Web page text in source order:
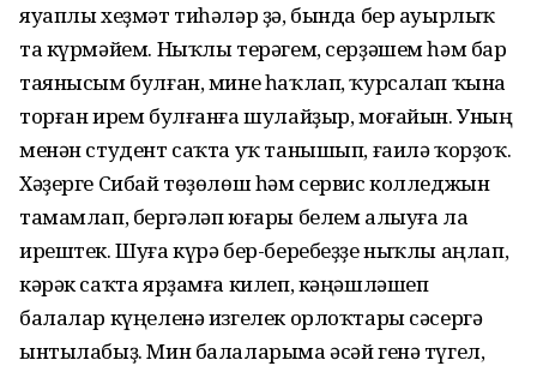
яуаплы хеҙмәт тиһәләр ҙә, бында бер ауырлыҡ
та күрмәйем. Ныҡлы терәгем, серҙәшем һәм бар
таянысым булған, мине һаҡлап, ҡурсалап ҡына
торған ирем булғанға шулайҙыр, моғайын. Уның
менән студент саҡта уҡ танышып, ғаилә ҡорҙоҡ.
Хәҙерге Сибай төҙөлөш һәм сервис колледжын
тамамлап, бергәләп юғары белем алыуға ла
ирештек. Шуға күрә бер-беребеҙҙе ныҡлы аңлап,
кәрәк саҡта ярҙамға килеп, кәңәшләшеп
балалар күңеленә изгелек орлоҡтары сәсергә
ынтылабыҙ. Мин балаларыма әсәй генә түгел,